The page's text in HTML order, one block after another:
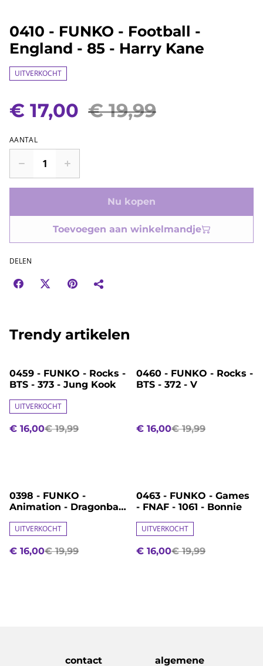
0410 - FUNKO - Football -
England - 85 - Harry Kane
UITVERKOCHT
€ 17,00 € 19,99
AANTAL
Nu kopen
Toevoegen aan winkelmandje
DELEN
Trendy artikelen
%
0459 - FUNKO - Rocks -
BTS - 373 - Jung Kook
UITVERKOCHT
€ 16,00€ 19,99
%
0460 - FUNKO - Rocks -
BTS - 372 - V
€ 16,00€ 19,99
%
0398 - FUNKO -
Animation - Dragonball
UITVERKOCHT
€ 16,00€ 19,99
%
0463 - FUNKO - Games
- FNAF - 1061 - Bonnie
UITVERKOCHT
€ 16,00€ 19,99
contact algemene